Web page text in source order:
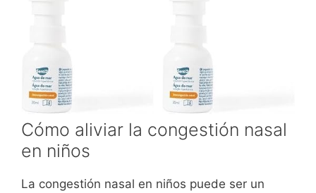
Cómo aliviar la congestión nasal
en niños
La congestión nasal en niños puede ser un